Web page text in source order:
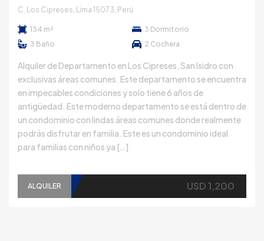
C. Los Cipreses, Lima 15073, Perú
134 m² 3 Dormitorio
3 Baño 2 Cochera
Alquiler de Departamento en Los Cipreses, San Isidro con
exclusivas áreas comunes. Este departamento se encuentra
en impecables condiciones y solo tiene 6 años de
antigüedad. Este moderno departamento se está dentro de
un condominio con lindas áreas comunes donde realmente
podrás disfrutar en familia. Este es un condominio ideal
para familias con niños ya […]
ALQUILER USD 1,200